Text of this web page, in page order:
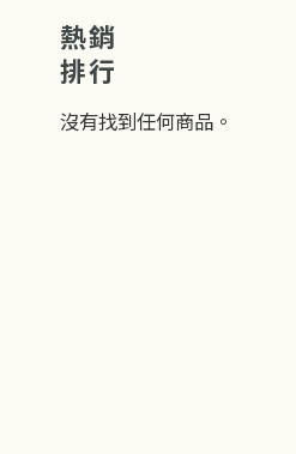
熱銷
排行
沒有找到任何商品。